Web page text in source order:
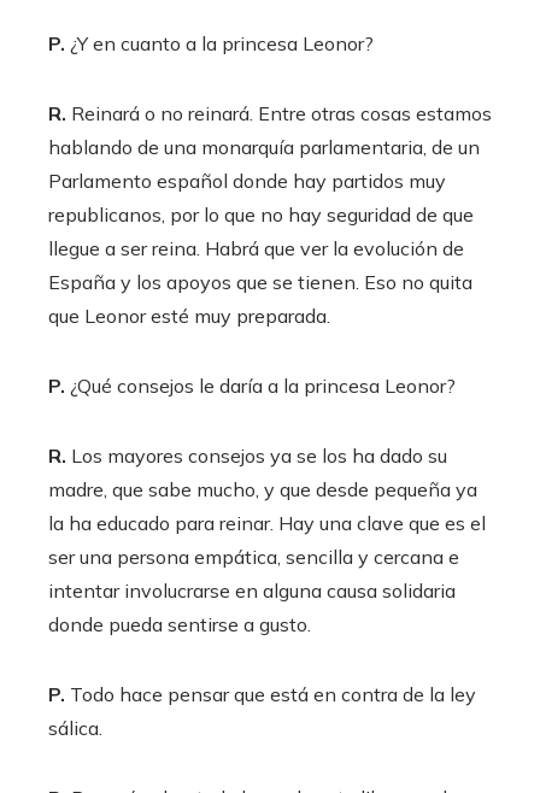
P. ¿Y en cuanto a la princesa Leonor?
R. Reinará o no reinará. Entre otras cosas estamos
hablando de una monarquía parlamentaria, de un
Parlamento español donde hay partidos muy
republicanos, por lo que no hay seguridad de que
llegue a ser reina. Habrá que ver la evolución de
España y los apoyos que se tienen. Eso no quita
que Leonor esté muy preparada.
P. ¿Qué consejos le daría a la princesa Leonor?
R. Los mayores consejos ya se los ha dado su
madre, que sabe mucho, y que desde pequeña ya
la ha educado para reinar. Hay una clave que es el
ser una persona empática, sencilla y cercana e
intentar involucrarse en alguna causa solidaria
donde pueda sentirse a gusto.
P. Todo hace pensar que está en contra de la ley
sálica.